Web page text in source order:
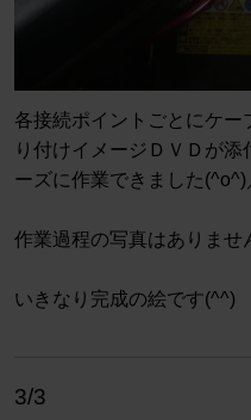
各接続ポイントごとにケー
り付けイメージＤＶＤが
ーズに作業できました(^o^)
作業過程の写真はありませ
いきなり完成の絵です(^^)
3/3